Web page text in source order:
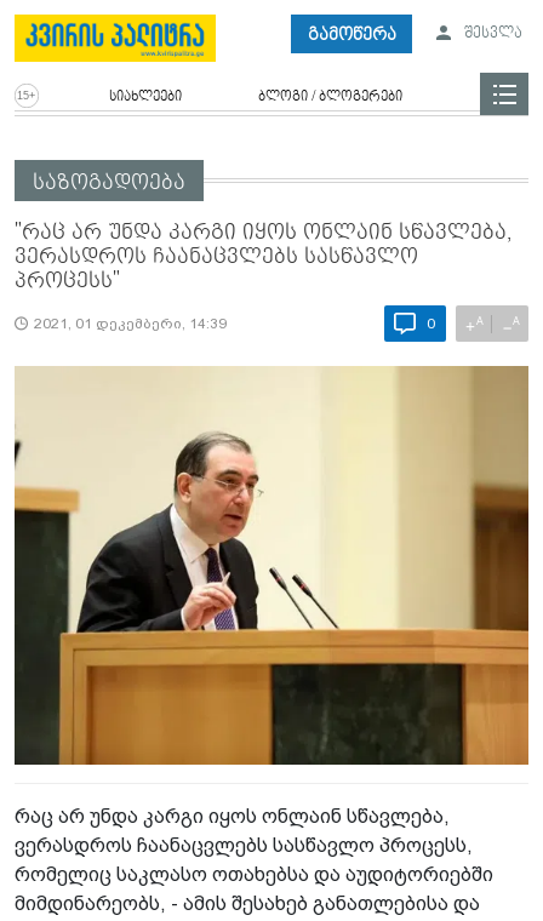
გამოწერა შესვლა
სიახლეები ბლოგი / ბლოგერები
საზოგადოება
"რაც არ უნდა კარგი იყოს ონლაინ სწავლება,
ვერასდროს ჩაანაცვლებს სასწავლო
პროცესს"
2021, 01 დეკემბერი, 14:39 0 +A −A
რაც არ უნდა კარგი იყოს ონლაინ სწავლება,
ვერასდროს ჩაანაცვლებს სასწავლო პროცესს,
რომელიც საკლასო ოთახებსა და აუდიტორიებში
მიმდინარეობს, - ამის შესახებ განათლებისა და